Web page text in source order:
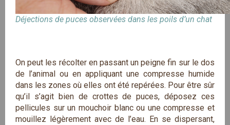
Déjections de puces observées dans les poils d’un chat
On peut les récolter en passant un peigne fin sur le dos
de l’animal ou en appliquant une compresse humide
dans les zones où elles ont été repérées. Pour être sûr
qu’il s’agit bien de crottes de puces, déposez ces
pellicules sur un mouchoir blanc ou une compresse et
mouillez légèrement avec de l’eau. En se dispersant,